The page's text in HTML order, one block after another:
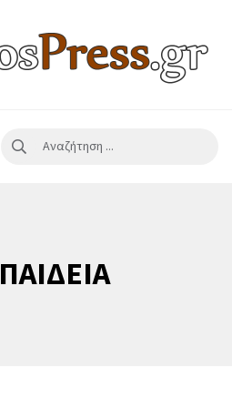
ΠΑΙΔΕΙΑ